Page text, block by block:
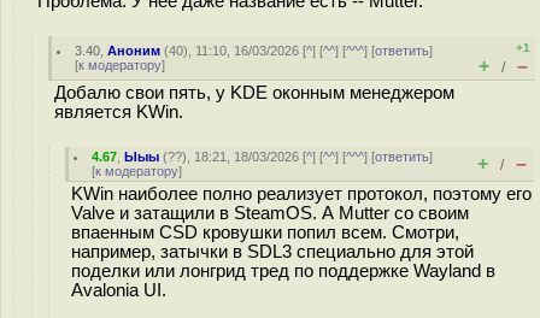
3.40 ,Аноним (40), 11:10, 16/03/2026 [^] [^^] [^^^] [ответить]
[к модератору]
+1
+ / –
Добалю свои пять, у KDE оконным менеджером
является KWin.
4.67 ,Ыыы (??), 18:21, 18/03/2026 [^] [^^] [^^^] [ответить]
[к модератору] + / –
KWin наиболее полно реализует протокол, поэтому его
Valve и затащили в SteamOS. А Mutter со своим
впаенным CSD кровушки попил всем. Смотри,
например, затычки в SDL3 специально для этой
поделки или лонгрид тред по поддержке Wayland в
Avalonia UI.